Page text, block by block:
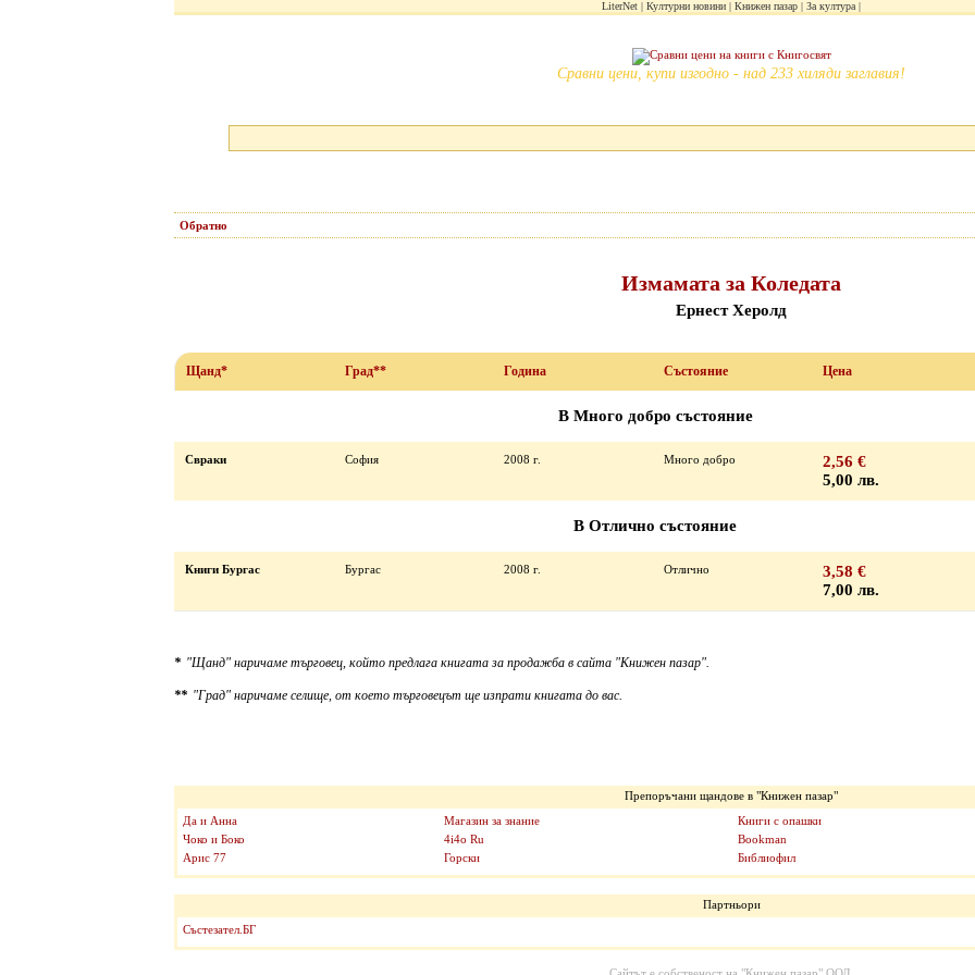
LiterNet Културни новини Книжен пазар За култура
Сравни цени, купи изгодно - над 233 хиляди заглавия!
Обратно
Измамата за Коледата
Ернест Херолд
Щанд* Град** Година Състояние Цена
В Много добро състояние
Свраки София 2008 г. Много добро
2,56 €
5,00 лв.
В Отлично състояние
Книги Бургас Бургас 2008 г. Отлично
3,58 €
7,00 лв.
* "Щанд" наричаме търговец, който предлага книгата за продажба в сайта "Книжен пазар".
** "Град" наричаме селище, от което търговецът ще изпрати книгата до вас.
Препоръчани щандове в "Книжен пазар"
Да и Анна
Чоко и Боко
Арис 77
Магазин за знание
4i4o Ru
Горски
Книги с опашки
Bookman
Библиофил
Партньори
Състезател.БГ